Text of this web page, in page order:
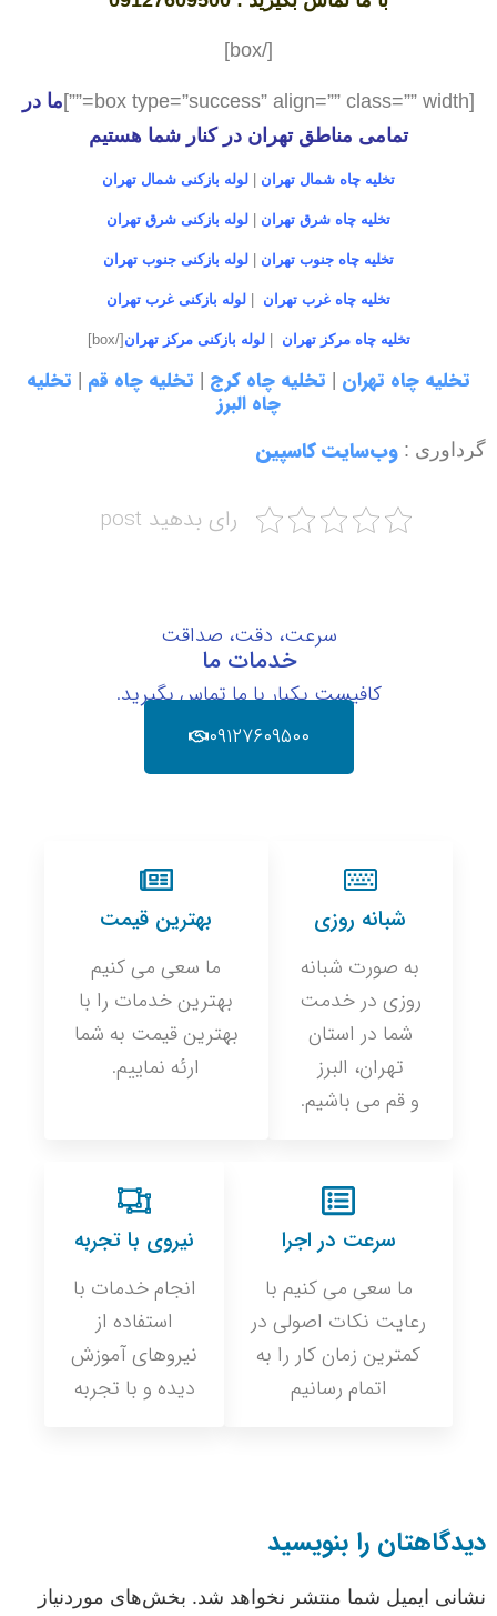
[/box]
[box type=”success” align=”” class=”” width=””]
ما در
تمامی مناطق تهران در کنار شما هستیم
تخلیه چاه شمال تهران لوله بازکنی شمال تهران
تخلیه چاه شرق تهران لوله بازکنی شرق تهران
تخلیه چاه جنوب تهران لوله بازکنی جنوب تهران
تخلیه چاه غرب تهران لوله بازکنی غرب تهران
تخلیه چاه مرکز تهران |لوله بازکنی مرکز تهران [/box]
تخلیه چاه تهران تخلیه چاه کرج تخلیه چاه قم تخلیه
چاه البرز
گرداوری : وب‌سایت کاسپین
رای بدهید post
سرعت، دقت، صداقت
خدمات ما
کافیست یکبار با ما تماس بگیرید.
۰۹۱۲۷۶۰۹۵۰۰
شبانه روزی
به صورت شبانه
روزی در خدمت
شما در استان
تهران، البرز
و قم می باشیم.
بهترین قیمت
ما سعی می کنیم
بهترین خدمات را با
بهترین قیمت به شما
ارئه نماییم.
سرعت در اجرا
ما سعی می کنیم با
رعایت نکات اصولی در
کمترین زمان کار را به
اتمام رسانیم
نیروی با تجربه
انجام خدمات با
استفاده از
نیروهای آموزش
دیده و با تجربه
دیدگاهتان را بنویسید
نشانی ایمیل شما منتشر نخواهد شد. بخش‌های موردنیاز